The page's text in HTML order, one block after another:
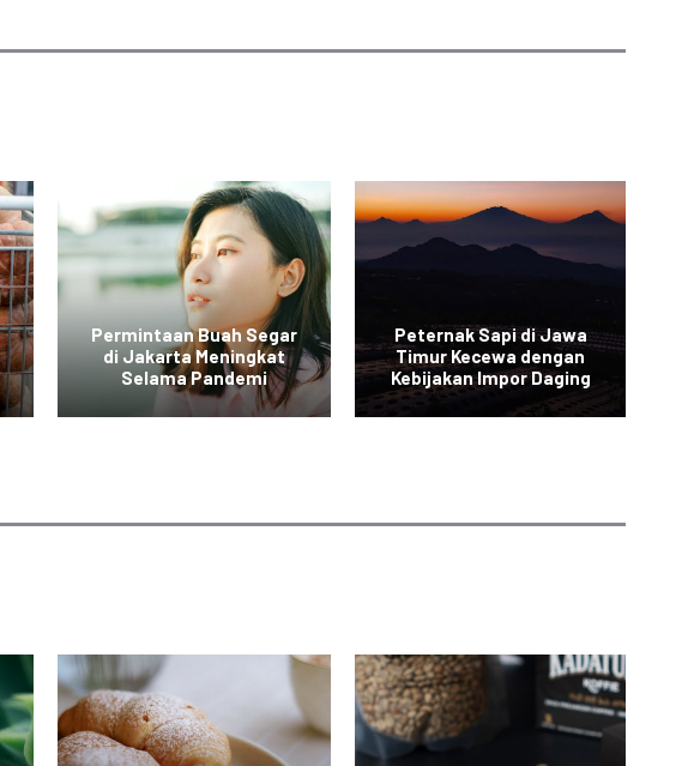
Permintaan Buah Segar
di Jakarta Meningkat
Selama Pandemi
Peternak Sapi di Jawa
Timur Kecewa dengan
Kebijakan Impor Daging